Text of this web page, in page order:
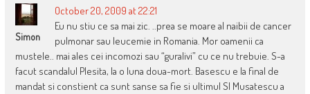
Simon
October 20, 2009 at 22:21
Eu nu stiu ce sa mai zic. ..prea se moare al naibii de cancer
pulmonar sau leucemie in Romania. Mor oamenii ca
mustele.. mai ales cei incomozi sau “guralivi” cu ce nu trebuie. S-a
facut scandalul Plesita, la o luna doua-mort. Basescu e la final de
mandat si constient ca sunt sanse sa fie si ultimul SI Musatescu a